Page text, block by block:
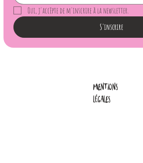
Oui, j'accèpte de m'inscrire à la newsletter.
S'inscrire
Mentions
légales